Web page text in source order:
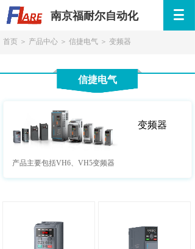
首页 ＞ 产品中心 ＞ 信捷电气 ＞ 变频器
信捷电气
产品主要包括VH6、VH5变频器
按钮文本
变频器
南京福耐尔自动化